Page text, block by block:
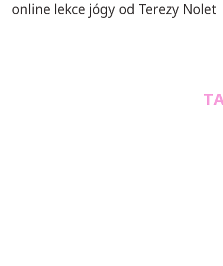
online lekce jógy od Terezy Nolet